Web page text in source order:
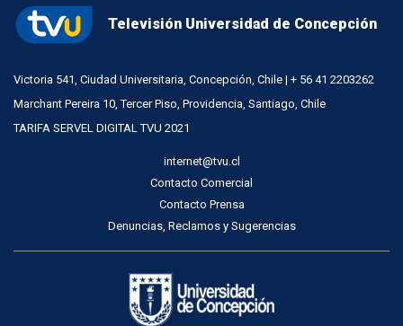
Televisión Universidad de Concepción
Victoria 541, Ciudad Universitaria, Concepción, Chile | + 56 41 2203262
Marchant Pereira 10, Tercer Piso, Providencia, Santiago, Chile
TARIFA SERVEL DIGITAL TVU 2021
internet@tvu.cl
Contacto Comercial
Contacto Prensa
Denuncias, Reclamos y Sugerencias